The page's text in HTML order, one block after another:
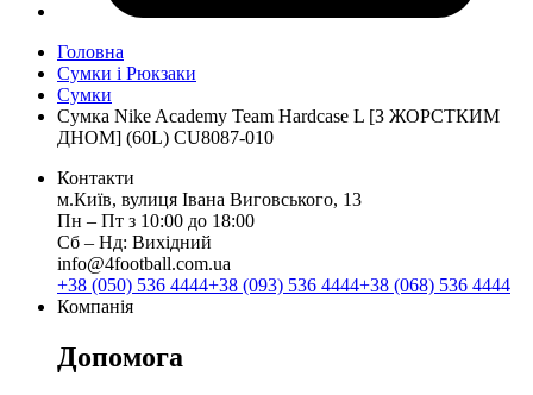
Головна
Сумки і Рюкзаки
Сумки
Сумка Nike Academy Team Hardcase L [З ЖОРСТКИМ
ДНОМ] (60L) CU8087-010
Контакти
м.Київ, вулиця Івана Виговського, 13
Пн ‒ Пт з 10:00 до 18:00
Сб ‒ Нд: Вихідний
info@4football.com.ua
+38 (050) 536 4444+38 (093) 536 4444+38 (068) 536 4444
Компанія
Допомога